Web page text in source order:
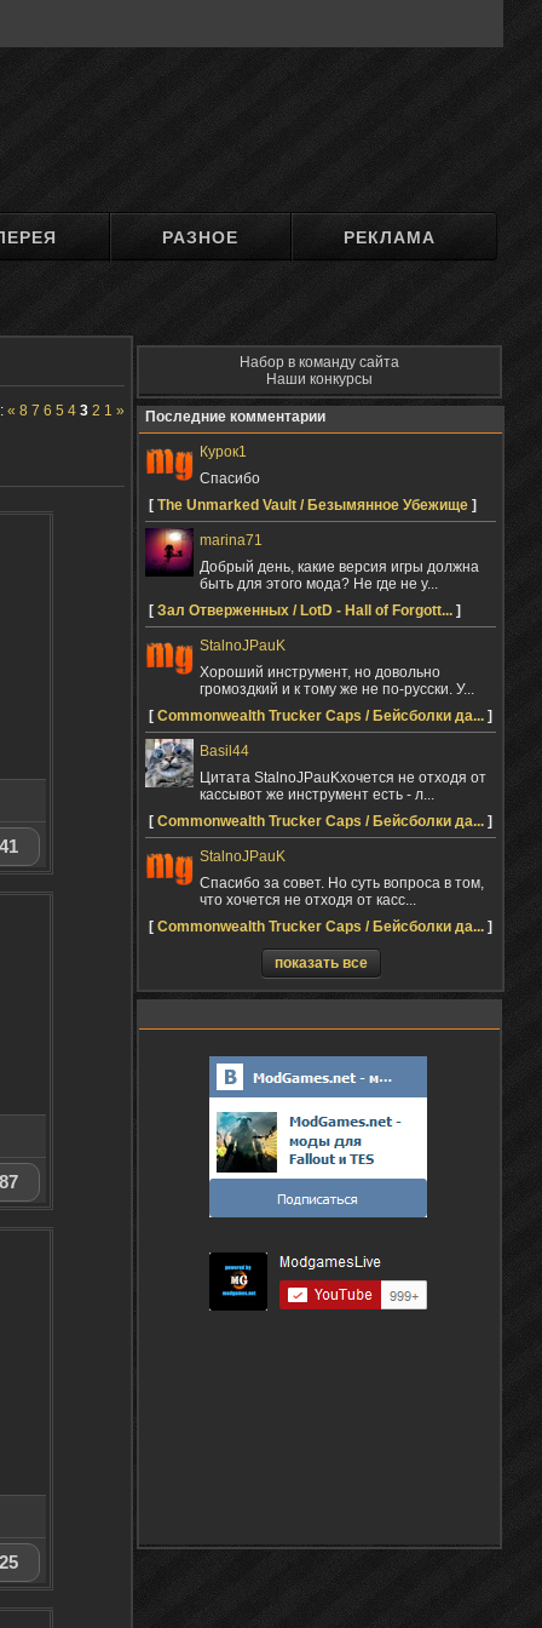
РАЗНОЕ РЕКЛАМА
« 8 7 6 5 4 3 2 1 »
Набор в команду сайта
Наши конкурсы
Последние комментарии
Курок1
Спасибо
[ The Unmarked Vault / Безымянное Убежище ]
marina71
Добрый день, какие версия игры должна
быть для этого мода? Не где не у...
[ Зал Отверженных / LotD - Hall of Forgott... ]
StalnoJPauK
Хороший инструмент, но довольно
громоздкий и к тому же не по-русски. У...
[ Commonwealth Trucker Caps / Бейсболки да... ]
Basil44
Цитата StalnoJPauKхочется не отходя от
кассывот же инструмент есть - л...
[ Commonwealth Trucker Caps / Бейсболки да... ]
StalnoJPauK
Спасибо за совет. Но суть вопроса в том,
что хочется не отходя от касс...
[ Commonwealth Trucker Caps / Бейсболки да... ]
показать все